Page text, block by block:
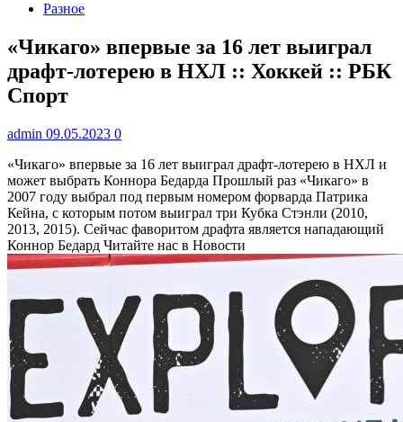
Разное
«Чикаго» впервые за 16 лет выиграл
драфт-лотерею в НХЛ :: Хоккей :: РБК
Спорт
admin 09.05.2023 0
«Чикаго» впервые за 16 лет выиграл драфт-лотерею в НХЛ и
может выбрать Коннора Бедарда Прошлый раз «Чикаго» в
2007 году выбрал под первым номером форварда Патрика
Кейна, с которым потом выиграл три Кубка Стэнли (2010,
2013, 2015). Сейчас фаворитом драфта является нападающий
Коннор Бедард Читайте нас в Новости